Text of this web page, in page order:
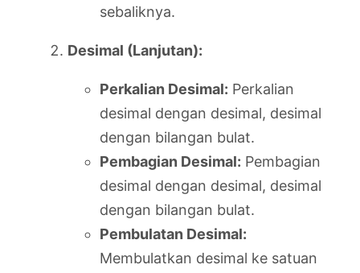
sebaliknya.
Desimal (Lanjutan):
Perkalian Desimal: Perkalian
desimal dengan desimal, desimal
dengan bilangan bulat.
Pembagian Desimal: Pembagian
desimal dengan desimal, desimal
dengan bilangan bulat.
Pembulatan Desimal:
Membulatkan desimal ke satuan